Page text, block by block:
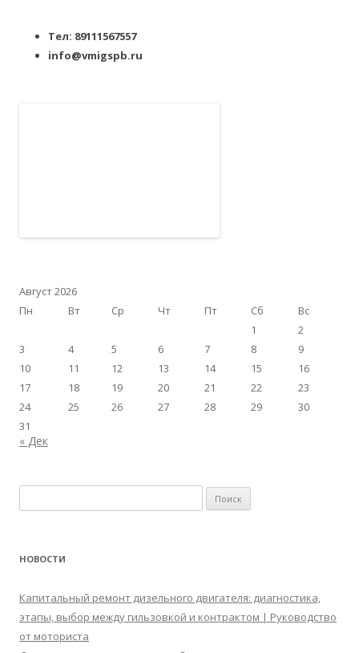
Тел: 89111567557
info@vmigspb.ru
Август 2026
Пн
Вт Ср Чт Пт Сб
Вс
1
2
3
4 5 6 7 8
9
10
11 12 13 14 15
16
17
18 19 20 21 22
23
24
25 26 27 28 29
30
31
« Дек
НОВОСТИ
Капитальный ремонт дизельного двигателя: диагностика,
этапы, выбор между гильзовкой и контрактом | Руководство
от моториста